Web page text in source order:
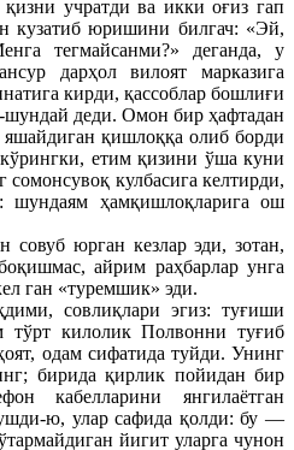
учратди ва икки оғиз гап
кузатиб юришини билгач: «Эй,
тегмайсанми?» деганда, у
дарҳол вилоят марказига
кирди, қассоблар бошлиғи
деди. Омон бир ҳафтадан
қишлоққа олиб борди
етим қизини ўша куни
кулбасига келтирди,
шундаям ҳамқишлоқларига ош
совуб юрган кезлар эди, зотан,
айрим раҳбарлар унга
ган «туремшик» эди.
совлиқлари эгиз: туғиши
тўрт килолик Полвонни туғиб
одам сифатида туйди. Унинг
бирида қирлик пойидан бир
кабелларини янгилаётган
ю, улар сафида қолди: бу —
йигит уларга чунон